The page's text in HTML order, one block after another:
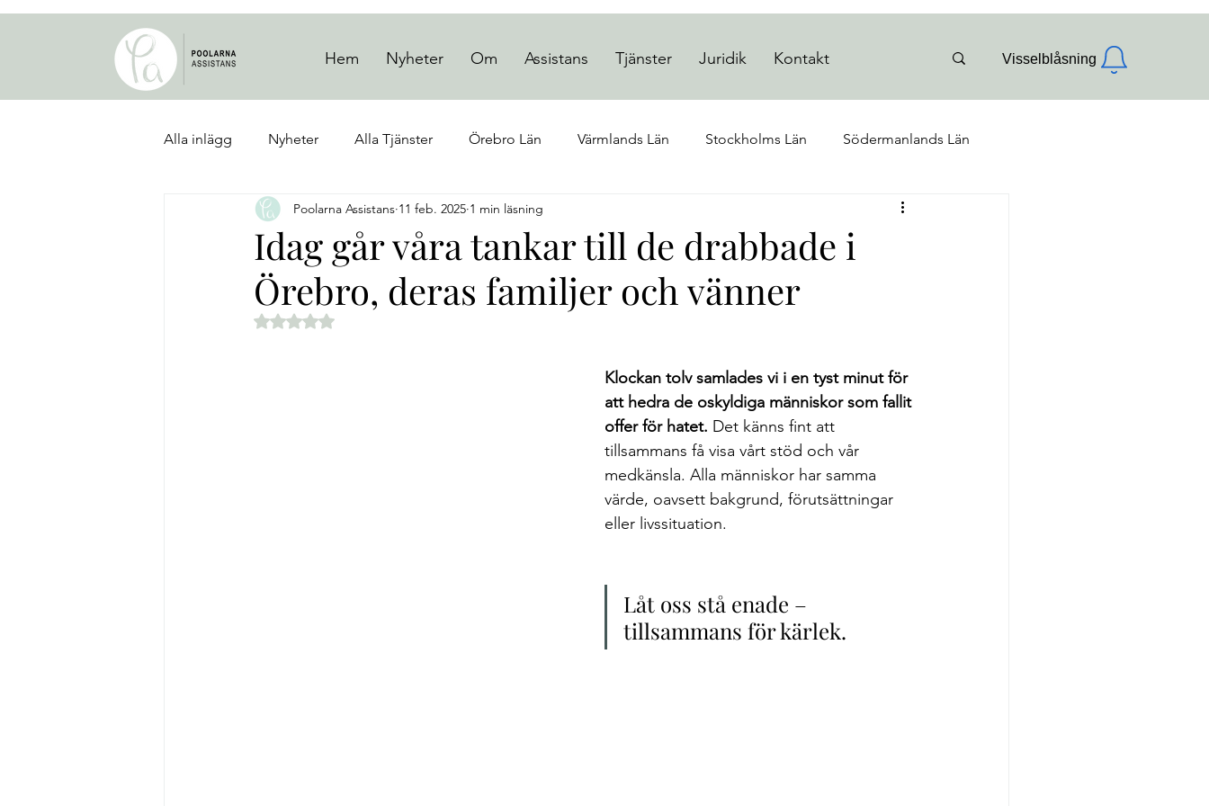
Hem Nyheter Om Assistans Tjänster Juridik Kontakt Visselblåsning
Alla inlägg Nyheter Alla Tjänster Örebro Län Värmlands Län Stockholms Län Södermanlands Län
Jönköpings Län Västra Götalands län Västmanlands län
Idag går våra tankar till de drabbade i
Örebro, deras familjer och vänner
Poolarna Assistans 11 feb. 2025 1 min läsning
Betygsatt till NaN av 5 stjärnor.
Klockan tolv samlades vi i en tyst minut för
att hedra de oskyldiga människor som fallit
offer för hatet. Det känns fint att
tillsammans få visa vårt stöd och vår
medkänsla. Alla människor har samma
värde, oavsett bakgrund, förutsättningar
eller livssituation.
Låt oss stå enade –
tillsammans för kärlek.